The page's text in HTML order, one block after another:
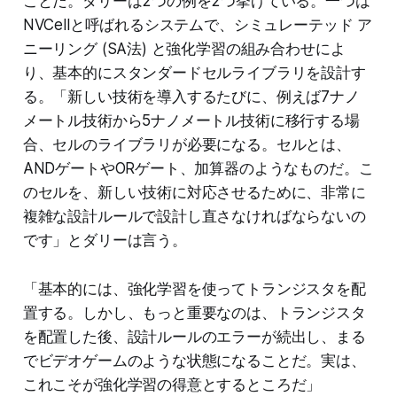
NVCellと呼ばれるシステムで、シミュレーテッド ア
ニーリング (SA法) と強化学習の組み合わせによ
り、基本的にスタンダードセルライブラリを設計す
る。「新しい技術を導入するたびに、例えば7ナノ
メートル技術から5ナノメートル技術に移行する場
合、セルのライブラリが必要になる。セルとは、
ANDゲートやORゲート、加算器のようなものだ。こ
のセルを、新しい技術に対応させるために、非常に
複雑な設計ルールで設計し直さなければならないの
です」とダリーは言う。
「基本的には、強化学習を使ってトランジスタを配
置する。しかし、もっと重要なのは、トランジスタ
を配置した後、設計ルールのエラーが続出し、まる
でビデオゲームのような状態になることだ。実は、
これこそが強化学習の得意とするところだ」